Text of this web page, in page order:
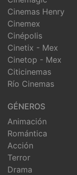
Cinemas Henry
Cinemex
Cinépolis
Cinetix - Mex
Cinetop - Mex
Citicinemas
Río Cinemas
GÉNEROS
Animación
Romántica
Acción
Terror
Drama